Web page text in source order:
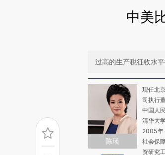
中美
过高的生产税征收水
陈瑛
现任北
司执行
中国人
清华大
2005
社会保
资研究工